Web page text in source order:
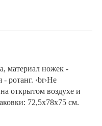
материал ножек -
ротанг. ‹br›Не
открытом воздухе и
72,5х78х75 см.